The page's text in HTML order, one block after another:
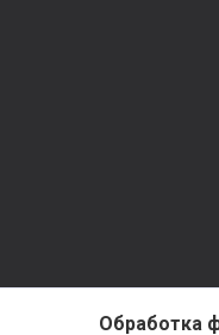
Обработка